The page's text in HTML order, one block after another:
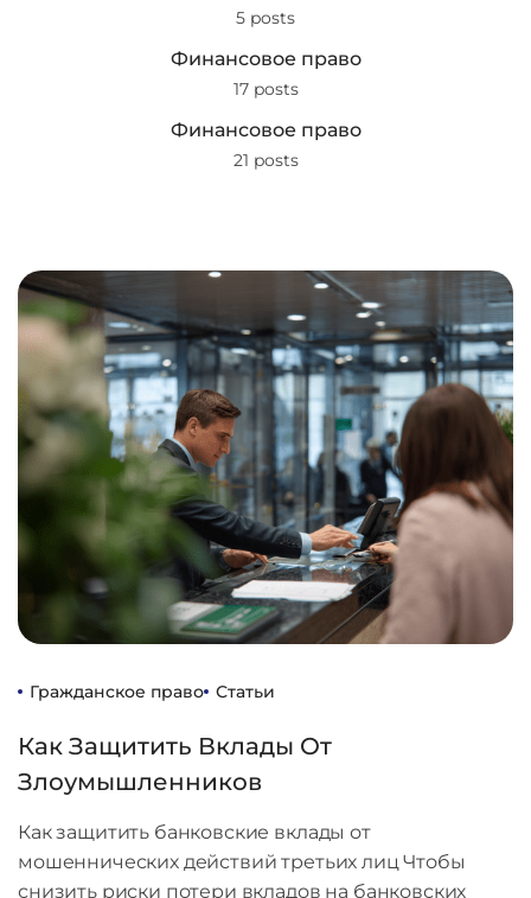
5 posts
Финансовое право
17 posts
Финансовое право
21 posts
Гражданское право Статьи
Как Защитить Вклады От
Злоумышленников
Как защитить банковские вклады от
мошеннических действий третьих лиц Чтобы
снизить риски потери вкладов на банковских